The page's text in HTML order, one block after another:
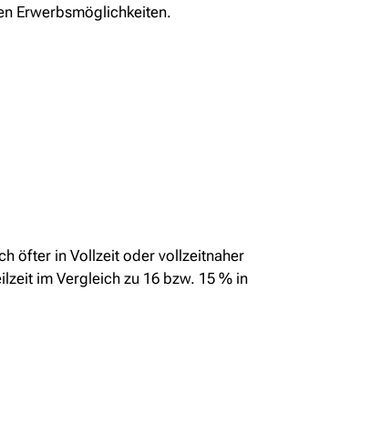
Erwerbsmöglichkeiten.
öfter in Vollzeit oder vollzeitnaher
im Vergleich zu 16 bzw. 15 % in